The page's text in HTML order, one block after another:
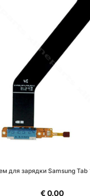
для зарядки Samsung Tab
€ 0.00